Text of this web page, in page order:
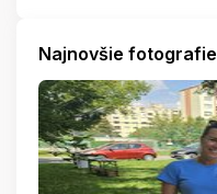
Najnovšie fotografie